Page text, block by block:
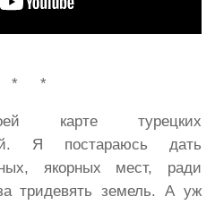
* *
карте турецких
Я постараюсь дать
якорных мест, ради
тридевять земель. А уж